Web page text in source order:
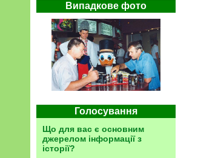
Випадкове фото
Голосування
Що для вас є основним
джерелом інформації з
історії?